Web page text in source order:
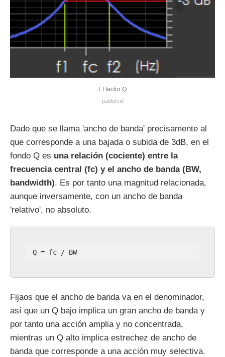
El factor Q
pablofcid
Dado que se llama 'ancho de banda' precisamente al
que corresponde a una bajada o subida de 3dB, en el
fondo Q es una relación (cociente) entre la
frecuencia central (fc) y el ancho de banda (BW,
bandwidth). Es por tanto una magnitud relacionada,
aunque inversamente, con un ancho de banda
'relativo', no absoluto.
Q = fc / BW
Fijaos que el ancho de banda va en el denominador,
así que un Q bajo implica un gran ancho de banda y
por tanto una acción amplia y no concentrada,
mientras un Q alto implica estrechez de ancho de
banda que corresponde a una acción muy selectiva.